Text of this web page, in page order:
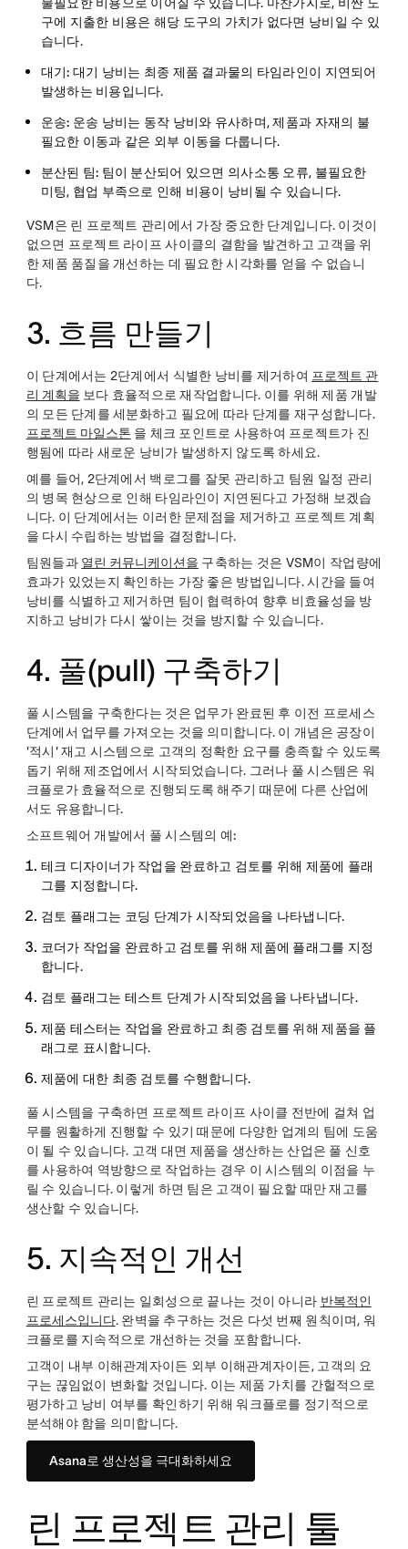
구에 지출한 비용은 해당 도구의 가치가 없다면 낭비일 수 있
습니다.
대기: 대기 낭비는 최종 제품 결과물의 타임라인이 지연되어
발생하는 비용입니다.
운송: 운송 낭비는 동작 낭비와 유사하며, 제품과 자재의 불
필요한 이동과 같은 외부 이동을 다룹니다.
분산된 팀: 팀이 분산되어 있으면 의사소통 오류, 불필요한
미팅, 협업 부족으로 인해 비용이 낭비될 수 있습니다.
VSM은 린 프로젝트 관리에서 가장 중요한 단계입니다. 이것이
없으면 프로젝트 라이프 사이클의 결함을 발견하고 고객을 위
한 제품 품질을 개선하는 데 필요한 시각화를 얻을 수 없습니
다.
3. 흐름 만들기
이 단계에서는 2단계에서 식별한 낭비를 제거하여 프로젝트 관
리 계획을 보다 효율적으로 재작업합니다. 이를 위해 제품 개발
의 모든 단계를 세분화하고 필요에 따라 단계를 재구성합니다.
프로젝트 마일스톤 을 체크 포인트로 사용하여 프로젝트가 진
행됨에 따라 새로운 낭비가 발생하지 않도록 하세요.
예를 들어, 2단계에서 백로그를 잘못 관리하고 팀원 일정 관리
의 병목 현상으로 인해 타임라인이 지연된다고 가정해 보겠습
니다. 이 단계에서는 이러한 문제점을 제거하고 프로젝트 계획
을 다시 수립하는 방법을 결정합니다.
팀원들과 열린 커뮤니케이션을 구축하는 것은 VSM이 작업량에
효과가 있었는지 확인하는 가장 좋은 방법입니다. 시간을 들여
낭비를 식별하고 제거하면 팀이 협력하여 향후 비효율성을 방
지하고 낭비가 다시 쌓이는 것을 방지할 수 있습니다.
4. 풀(pull) 구축하기
풀 시스템을 구축한다는 것은 업무가 완료된 후 이전 프로세스
단계에서 업무를 가져오는 것을 의미합니다. 이 개념은 공장이
'적시' 재고 시스템으로 고객의 정확한 요구를 충족할 수 있도록
돕기 위해 제조업에서 시작되었습니다. 그러나 풀 시스템은 워
크플로가 효율적으로 진행되도록 해주기 때문에 다른 산업에
서도 유용합니다.
소프트웨어 개발에서 풀 시스템의 예:
테크 디자이너가 작업을 완료하고 검토를 위해 제품에 플래
그를 지정합니다.
검토 플래그는 코딩 단계가 시작되었음을 나타냅니다.
코더가 작업을 완료하고 검토를 위해 제품에 플래그를 지정
합니다.
검토 플래그는 테스트 단계가 시작되었음을 나타냅니다.
제품 테스터는 작업을 완료하고 최종 검토를 위해 제품을 플
래그로 표시합니다.
제품에 대한 최종 검토를 수행합니다.
풀 시스템을 구축하면 프로젝트 라이프 사이클 전반에 걸쳐 업
무를 원활하게 진행할 수 있기 때문에 다양한 업계의 팀에 도움
이 될 수 있습니다. 고객 대면 제품을 생산하는 산업은 풀 신호
를 사용하여 역방향으로 작업하는 경우 이 시스템의 이점을 누
릴 수 있습니다. 이렇게 하면 팀은 고객이 필요할 때만 재고를
생산할 수 있습니다.
5. 지속적인 개선
린 프로젝트 관리는 일회성으로 끝나는 것이 아니라 반복적인
프로세스입니다. 완벽을 추구하는 것은 다섯 번째 원칙이며, 워
크플로를 지속적으로 개선하는 것을 포함합니다.
고객이 내부 이해관계자이든 외부 이해관계자이든, 고객의 요
구는 끊임없이 변화할 것입니다. 이는 제품 가치를 간헐적으로
평가하고 낭비 여부를 확인하기 위해 워크플로를 정기적으로
분석해야 함을 의미합니다.
Asana로 생산성을 극대화하세요
린 프로젝트 관리 툴